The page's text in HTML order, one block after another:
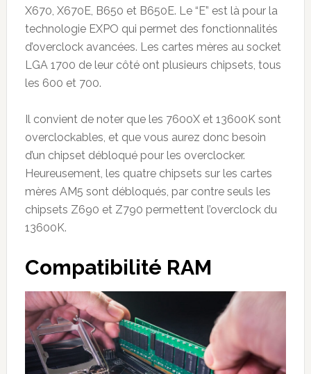
X670, X670E, B650 et B650E. Le “E” est là pour la
technologie EXPO qui permet des fonctionnalités
d’overclock avancées. Les cartes mères au socket
LGA 1700 de leur côté ont plusieurs chipsets, tous
les 600 et 700.
Il convient de noter que les 7600X et 13600K sont
overclockables, et que vous aurez donc besoin
d’un chipset débloqué pour les overclocker.
Heureusement, les quatre chipsets sur les cartes
mères AM5 sont débloqués, par contre seuls les
chipsets Z690 et Z790 permettent l’overclock du
13600K.
Compatibilité RAM